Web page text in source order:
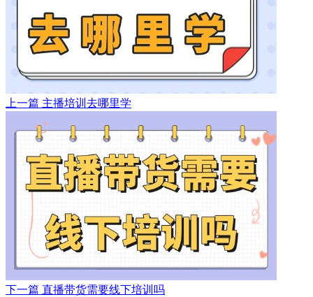
上一篇 主播培训去哪里学
下一篇 直播带货需要线下培训吗